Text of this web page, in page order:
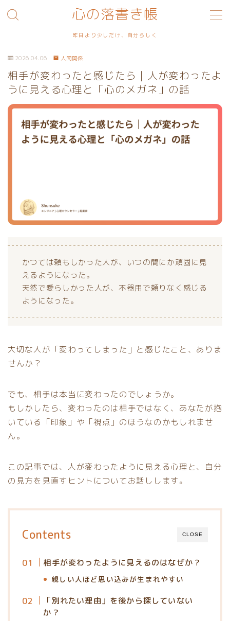
心の落書き帳
昨日より少しだけ、自分らしく
利用規約／特定商取引法に基づく表記
お問い合わせ
2026.04.06 人間関係
相手が変わったと感じたら｜人が変わったよ
うに見える心理と「心のメガネ」の話
かつては頼もしかった人が、いつの間にか頑固に見
えるようになった。
天然で愛らしかった人が、不器用で頼りなく感じる
ようになった。
大切な人が「変わってしまった」と感じたこと、ありま
せんか？
でも、相手は本当に変わったのでしょうか。
もしかしたら、変わったのは相手ではなく、あなたが抱
いている「印象」や「視点」のほうなのかもしれませ
ん。
この記事では、人が変わったように見える心理と、自分
の見方を見直すヒントについてお話しします。
CLOSE
Contents
相手が変わったように見えるのはなぜか？
親しい人ほど思い込みが生まれやすい
「別れたい理由」を後から探していない
か？